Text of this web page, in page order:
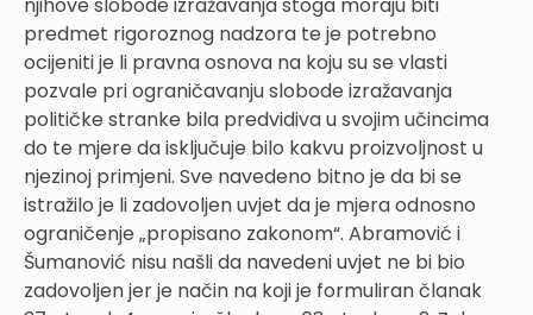
predmet rigoroznog nadzora te je potrebno
ocijeniti je li pravna osnova na koju su se vlasti
pozvale pri ograničavanju slobode izražavanja
političke stranke bila predvidiva u svojim učincima
do te mjere da isključuje bilo kakvu proizvoljnost u
njezinoj primjeni. Sve navedeno bitno je da bi se
istražilo je li zadovoljen uvjet da je mjera odnosno
ograničenje „propisano zakonom“. Abramović i
Šumanović nisu našli da navedeni uvjet ne bi bio
zadovoljen jer je način na koji je formuliran članak